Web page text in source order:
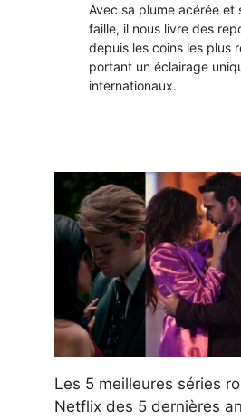
Avec sa plume acérée et
faille, il nous livre des
depuis les coins les plus
portant un éclairage
internationaux.
Les 5 meilleures séries
Netflix des 5 dernières